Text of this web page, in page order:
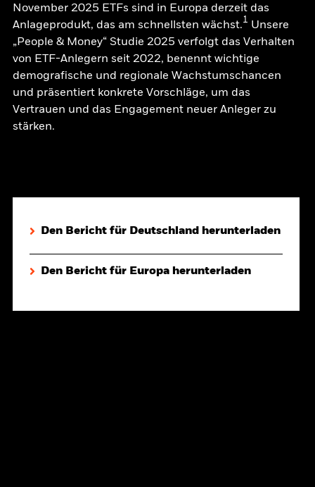
November 2025 ETFs sind in Europa derzeit das
Anlageprodukt, das am schnellsten wächst.1 Unsere
„People & Money“ Studie 2025 verfolgt das Verhalten
von ETF-Anlegern seit 2022, benennt wichtige
demografische und regionale Wachstumschancen
und präsentiert konkrete Vorschläge, um das
Vertrauen und das Engagement neuer Anleger zu
stärken.
Den Bericht für Deutschland herunterladen
Den Bericht für Europa herunterladen